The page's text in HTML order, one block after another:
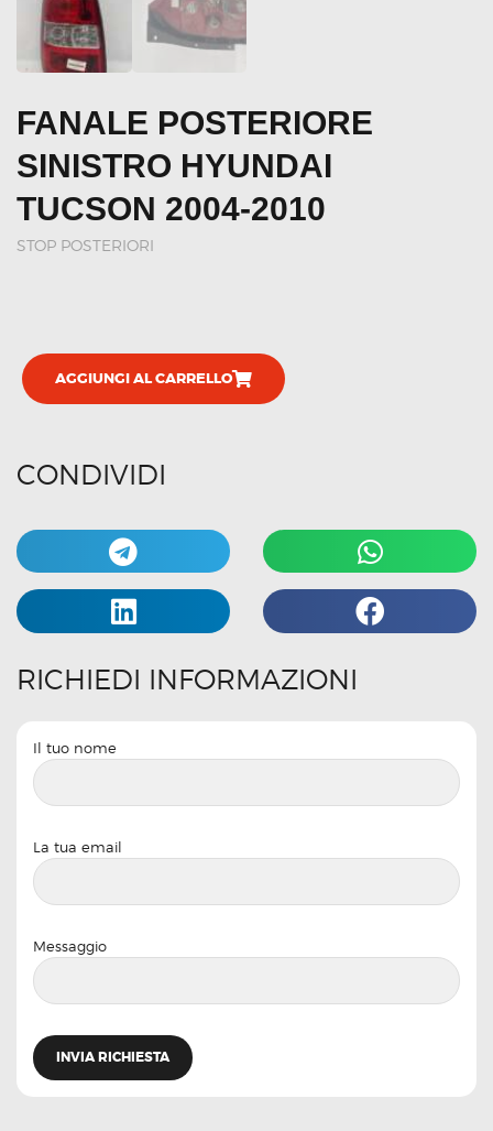
FANALE POSTERIORE
SINISTRO HYUNDAI
TUCSON 2004-2010
STOP POSTERIORI
AGGIUNGI AL CARRELLO
CONDIVIDI
RICHIEDI INFORMAZIONI
Il tuo nome
La tua email
Messaggio